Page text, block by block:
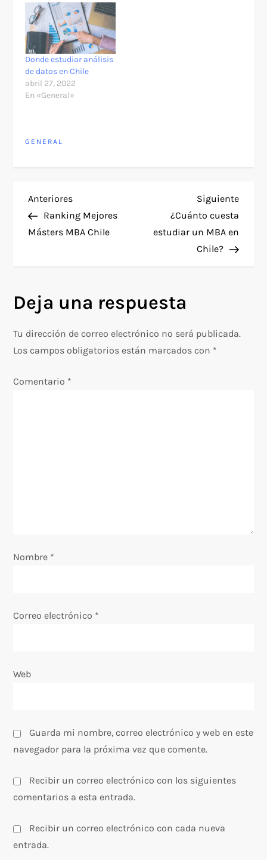
Donde estudiar análisis
de datos en Chile
abril 27, 2022
En «General»
GENERAL
N
a
g
a
n
r
d
s
Entrada
anterior
Anteriores
Ranking Mejores
Másters MBA Chile
Siguiente
¿Cuánto cuesta
estudiar un MBA en
Chile?
Deja una respuesta
Tu dirección de correo electrónico no será publicada.
Los campos obligatorios están marcados con *
Comentario *
Nombre *
Correo electrónico *
Web
Guarda mi nombre, correo electrónico y web en este
navegador para la próxima vez que comente.
Recibir un correo electrónico con los siguientes
comentarios a esta entrada.
Recibir un correo electrónico con cada nueva
entrada.